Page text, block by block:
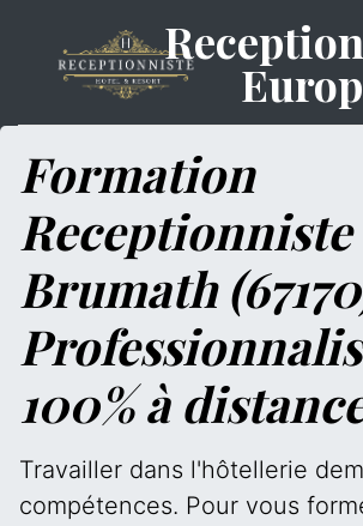
Formation
Receptionniste
Brumath
100% à
Travailler dans l'hôtellerie
compétences. Pour vous